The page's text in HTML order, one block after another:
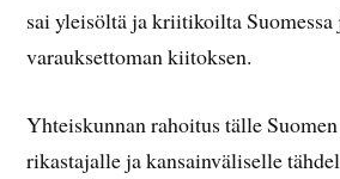
sai yleisöltä ja kriitikoilta Suomessa
varauksettoman kiitoksen.
Yhteiskunnan rahoitus tälle
rikastajalle ja kansainväliselle